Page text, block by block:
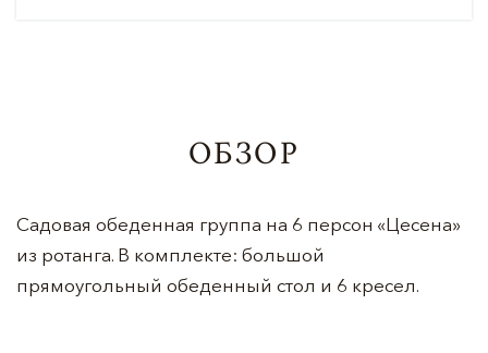
ОБЗОР
Садовая обеденная группа на 6 персон «Цесена»
из ротанга. В комплекте: большой
прямоугольный обеденный стол и 6 кресел.